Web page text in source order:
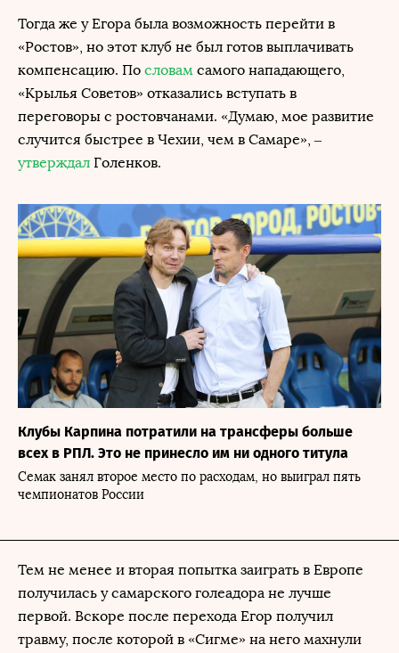
Тогда же у Егора была возможность перейти в
«Ростов», но этот клуб не был готов выплачивать
компенсацию. По словам самого нападающего,
«Крылья Советов» отказались вступать в
переговоры с ростовчанами. «Думаю, мое развитие
случится быстрее в Чехии, чем в Самаре», –
утверждал Голенков.
Клубы Карпина потратили на трансферы больше
всех в РПЛ. Это не принесло им ни одного титула
Семак занял второе место по расходам, но выиграл пять
чемпионатов России
Тем не менее и вторая попытка заиграть в Европе
получилась у самарского голеадора не лучше
первой. Вскоре после перехода Егор получил
травму, после которой в «Сигме» на него махнули